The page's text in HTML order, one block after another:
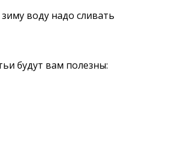
воду надо сливать
будут вам полезны: